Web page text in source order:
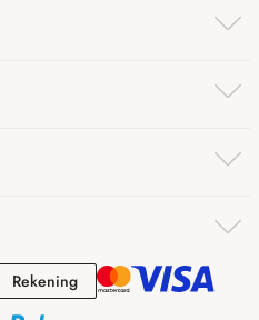
RekeningRekening